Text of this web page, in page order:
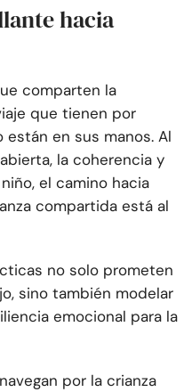
hacia
comparten la
que tienen por
en sus manos. Al
la coherencia y
el camino hacia
compartida está al
no solo prometen
sino también modelar
emocional para la
por la crianza